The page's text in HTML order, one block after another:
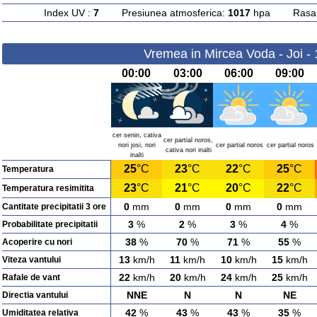
Index UV : 7Presiunea atmosferica: 1017hpa
Vremea in Mircea Voda - Joi -
00:00 03:00 06:00 09:00
cer senin, cativa
nori josi, nori
inalti
cer partial noros,
cativa nori inalti
cer partial noros cer partial noros
Temperatura 25°C 23°C 22°C 25°C
Temperatura resimitita 23°C 21°C 20°C 22°C
Cantitate precipitatii 3 ore 0 mm 0 mm 0 mm 0 mm
Probabilitate precipitatii 3 % 2 % 3 % 4 %
Acoperire cu nori 38 % 70 % 71 % 55 %
Viteza vantului 13km/h 11 km/h 10km/h 15km/h
Rafale de vant 22km/h 20km/h 24km/h 25km/h
Directia vantului NNE N N NE
Umiditatea relativa 42 % 43 % 43 % 35 %